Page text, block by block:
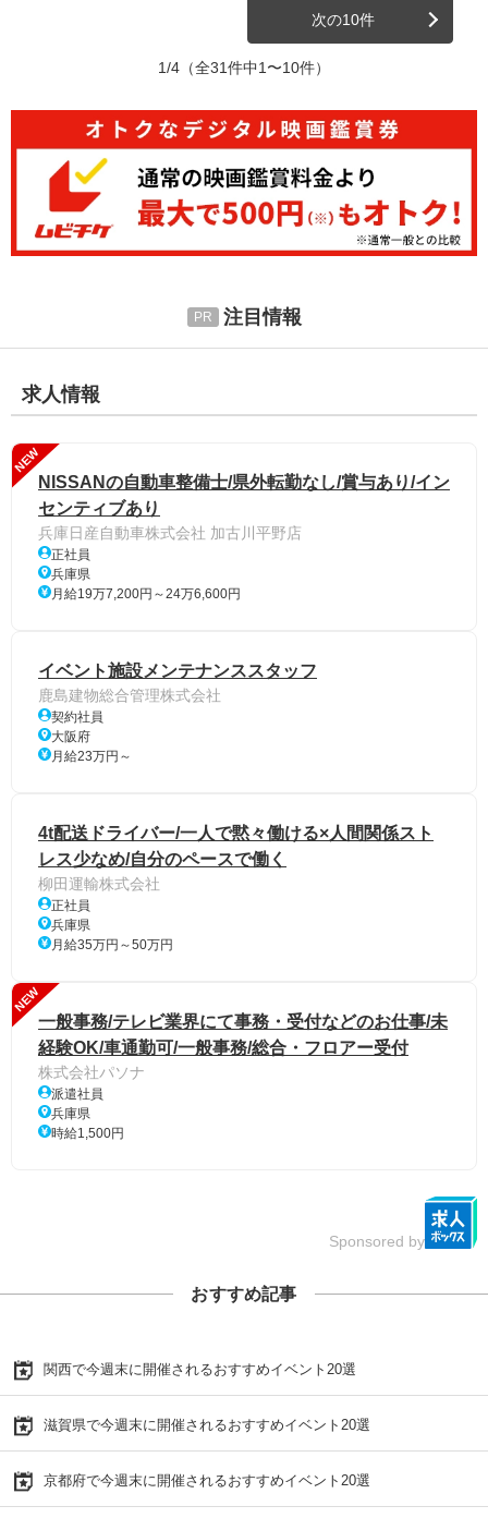
次の10件
1/4 （全31件中1〜10件）
注目情報
求人情報
NEW
NISSANの自動車整備士/県外転勤なし/賞与あり/イン
センティブあり
兵庫日産自動車株式会社 加古川平野店
正社員
兵庫県
月給19万7,200円～24万6,600円
イベント施設メンテナンススタッフ
鹿島建物総合管理株式会社
契約社員
大阪府
月給23万円～
4t配送ドライバー/一人で黙々働ける×人間関係スト
レス少なめ/自分のペースで働く
柳田運輸株式会社
正社員
兵庫県
月給35万円～50万円
NEW
一般事務/テレビ業界にて事務・受付などのお仕事/未
経験OK/車通勤可/一般事務/総合・フロアー受付
株式会社パソナ
派遣社員
兵庫県
時給1,500円
Sponsored by
おすすめ記事
関西で今週末に開催されるおすすめイベント20選
滋賀県で今週末に開催されるおすすめイベント20選
京都府で今週末に開催されるおすすめイベント20選